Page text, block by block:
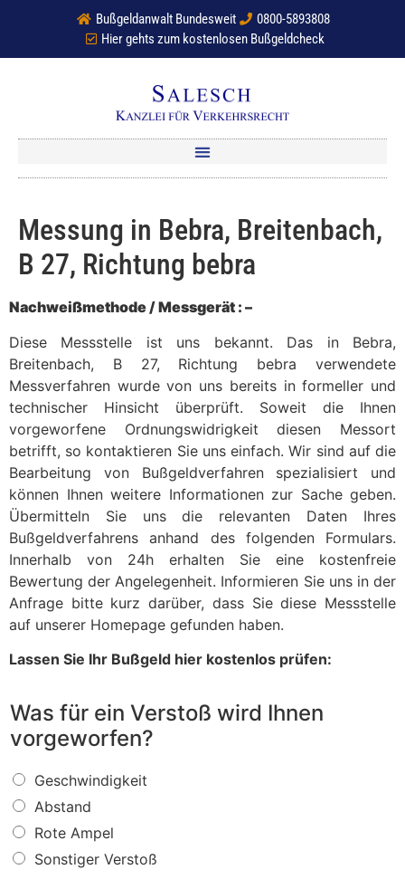
Bußgeldanwalt Bundesweit
0800-5893808
Hier gehts zum kostenlosen Bußgeldcheck
Messung in Bebra, Breitenbach,
B 27, Richtung bebra
Nachweißmethode / Messgerät : –
Diese Messstelle ist uns bekannt. Das in Bebra,
Breitenbach, B 27, Richtung bebra verwendete
Messverfahren wurde von uns bereits in formeller und
technischer Hinsicht überprüft. Soweit die Ihnen
vorgeworfene Ordnungswidrigkeit diesen Messort
betrifft, so kontaktieren Sie uns einfach. Wir sind auf die
Bearbeitung von Bußgeldverfahren spezialisiert und
können Ihnen weitere Informationen zur Sache geben.
Übermitteln Sie uns die relevanten Daten Ihres
Bußgeldverfahrens anhand des folgenden Formulars.
Innerhalb von 24h erhalten Sie eine kostenfreie
Bewertung der Angelegenheit. Informieren Sie uns in der
Anfrage bitte kurz darüber, dass Sie diese Messstelle
auf unserer Homepage gefunden haben.
Lassen Sie Ihr Bußgeld hier kostenlos prüfen:
Was für ein Verstoß wird Ihnen
vorgeworfen?
W
a
s
f
ü
r
Geschwindigkeit
Abstand
Rote Ampel
Sonstiger Verstoß